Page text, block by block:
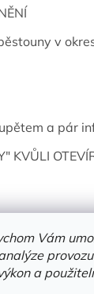
Vám
a
v
a pár
KVŮLI